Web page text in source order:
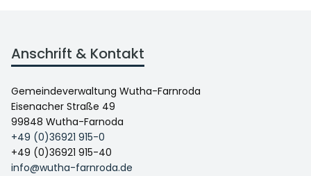
Anschrift & Kontakt
Gemeindeverwaltung Wutha-Farnroda
Eisenacher Straße 49
99848 Wutha-Farnoda
+49 (0)36921 915-0
+49 (0)36921 915-40
info@wutha-farnroda.de